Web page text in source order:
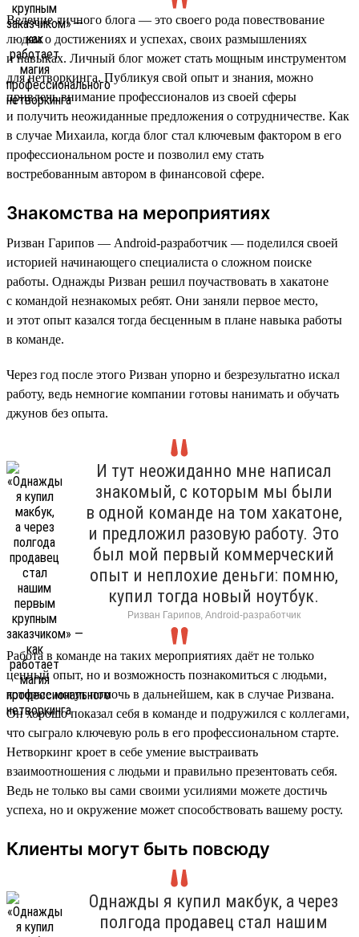
Ведение личного блога — это своего рода повествование
людям о достижениях и успехах, своих размышлениях
и навыках. Личный блог может стать мощным инструментом
для нетворкинга. Публикуя свой опыт и знания, можно
привлечь внимание профессионалов из своей сферы
и получить неожиданные предложения о сотрудничестве. Как
в случае Михаила, когда блог стал ключевым фактором в его
профессиональном росте и позволил ему стать
востребованным автором в финансовой сфере.
Знакомства на мероприятиях
Ризван Гарипов — Android-разработчик — поделился своей
историей начинающего специалиста о сложном поиске
работы. Однажды Ризван решил поучаствовать в хакатоне
с командой незнакомых ребят. Они заняли первое место,
и этот опыт казался тогда бесценным в плане навыка работы
в команде.
Через год после этого Ризван упорно и безрезультатно искал
работу, ведь немногие компании готовы нанимать и обучать
джунов без опыта.
И тут неожиданно мне написал
знакомый, с которым мы были
в одной команде на том хакатоне,
и предложил разовую работу. Это
был мой первый коммерческий
опыт и неплохие деньги: помню,
купил тогда новый ноутбук.
Ризван Гарипов, Android-разработчик
Работа в команде на таких мероприятиях даёт не только
ценный опыт, но и возможность познакомиться с людьми,
которые могут помочь в дальнейшем, как в случае Ризвана.
Он хорошо показал себя в команде и подружился с коллегами,
что сыграло ключевую роль в его профессиональном старте.
Нетворкинг кроет в себе умение выстраивать
взаимоотношения с людьми и правильно презентовать себя.
Ведь не только вы сами своими усилиями можете достичь
успеха, но и окружение может способствовать вашему росту.
Клиенты могут быть повсюду
Однажды я купил макбук, а через
полгода продавец стал нашим